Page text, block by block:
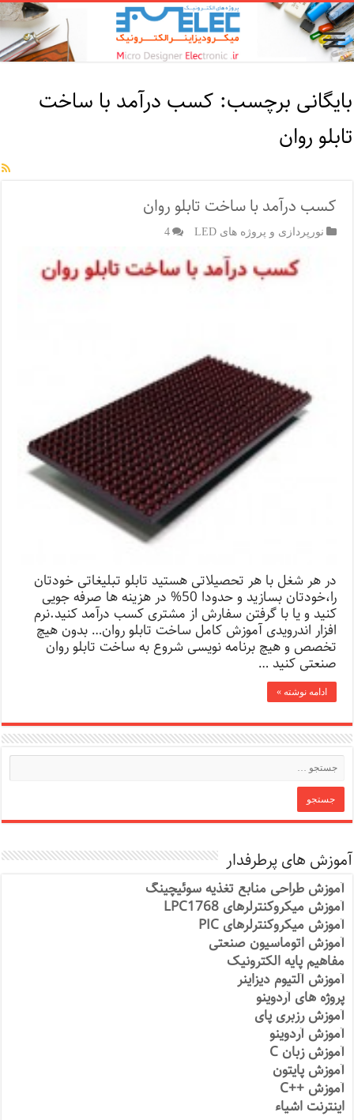
بایگانی برچسب: کسب درآمد با ساخت
تابلو روان
کسب درآمد با ساخت تابلو روان
نورپردازی و پروژه های LED 4
در هر شغل با هر تحصیلاتی هستید تابلو تبلیغاتی خودتان
را،خودتان بسازید و حدودا 50% در هزینه ها صرفه جویی
کنید و یا با گرفتن سفارش از مشتری کسب درآمد کنید.نرم
افزار اندرویدی آموزش کامل ساخت تابلو روان… بدون هیچ
تخصص و هیچ برنامه نویسی شروع به ساخت تابلو روان
صنعتی کنید …
ادامه نوشته »
آموزش های پرطرفدار
آموزش طراحی منابع تغذیه سوئیچینگ
آموزش میکروکنترلرهای LPC1768
آموزش میکروکنترلرهای PIC
آموزش اتوماسیون صنعتی
مفاهیم پایه الکترونیک
آموزش آلتیوم دیزاینر
پروژه های آردوینو
آموزش رزبری پای
آموزش آردوینو
آموزش زبان C
آموزش پایتون
آموزش ++C
اینترنت اشیاء